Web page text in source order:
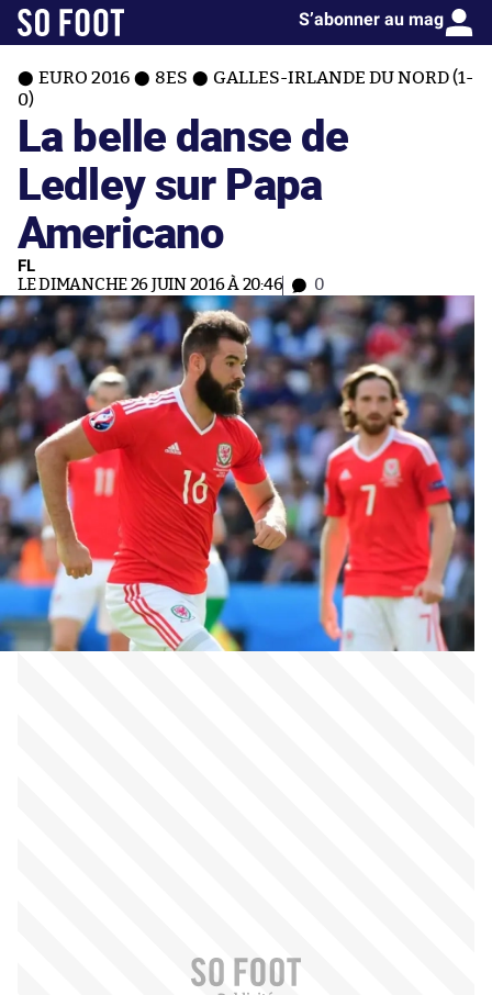
S’abonner au mag
EURO 2016 8ES
GALLES-IRLANDE DU NORD (1-
0)
La belle danse de
Ledley sur Papa
Americano
FL
LE DIMANCHE 26 JUIN 2016 À 20:46 0